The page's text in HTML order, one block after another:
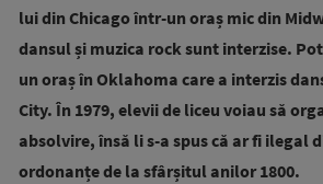
lui din Chicago într-un oraș mic din
dansul și muzica rock sunt interzise.
un oraș în Oklahoma care a interzis
City. În 1979, elevii de liceu voiau să
absolvire, însă li s-a spus că ar fi ilegal
ordonanțe de la sfârșitul anilor 1800.